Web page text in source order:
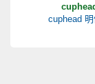
cuphead 明